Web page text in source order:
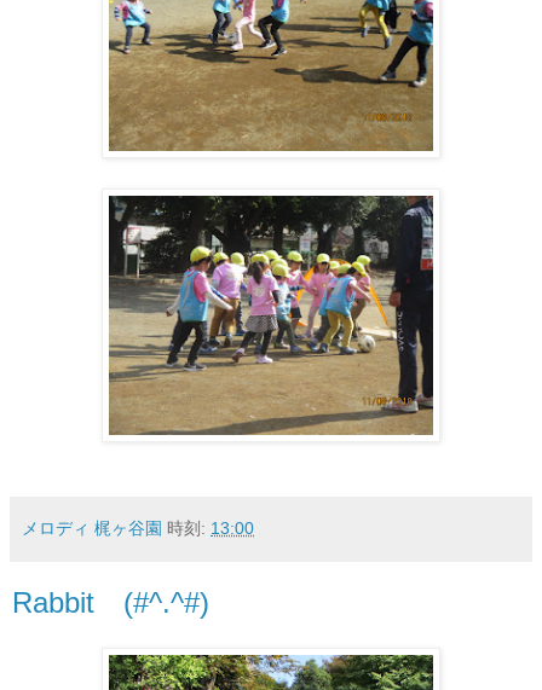
メロディ 梶ヶ谷園 時刻: 13:00
Rabbit (#^.^#)